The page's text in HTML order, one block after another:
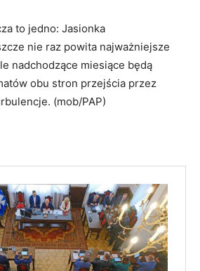
to jedno: Jasionka
nie raz powita najważniejsze
nadchodzące miesiące będą
obu stron przejścia przez
(mob/PAP)